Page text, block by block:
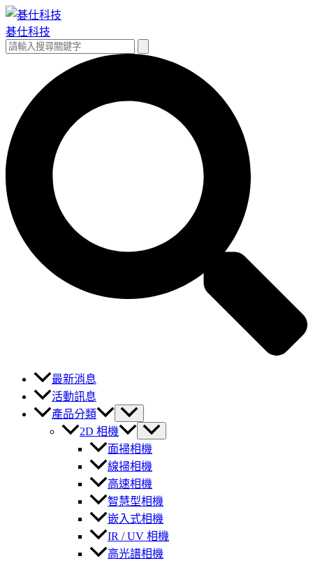
跳
至
主
碁仕科技
搜
最新消息
活動訊息
產品分類
2D 相機
面掃相機
線掃相機
高速相機
智慧型相機
嵌入式相機
IR / UV 相機
高光譜相機